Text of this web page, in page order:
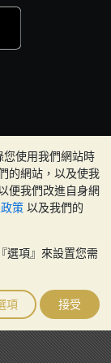
使用我們網站時
的網站，以及使我
便我們改進自身網
策 以及我們的
選項』來設置您需
項 接受
勢不能保證未來
任何內容均不構成
並持有金條是否適